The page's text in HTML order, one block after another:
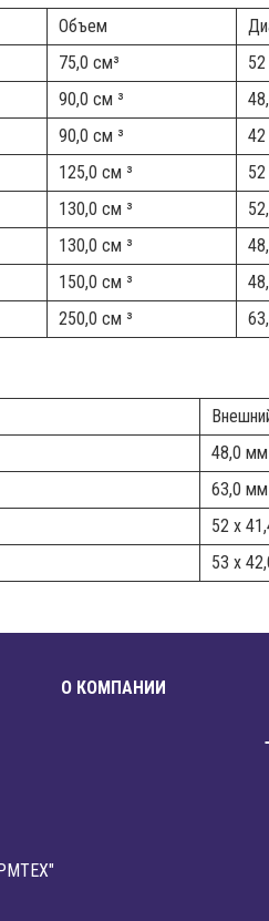
Объем
75,0 см³
90,0 см ³
90,0 см ³
125,0 см ³
130,0 см ³
130,0 см ³
150,0 см ³
250,0 см ³
48,0 мм
63,0 мм
52 x
53 x
О КОМПАНИИ